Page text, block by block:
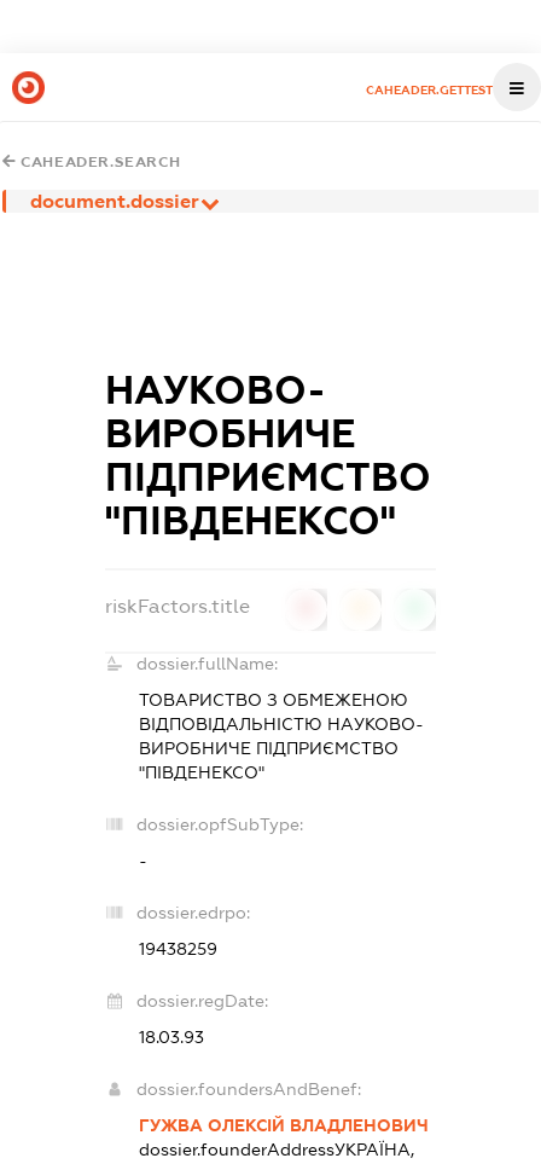
CAHEADER.GETTEST
CAHEADER.SEARCH
document.dossier
НАУКОВО-
ВИРОБНИЧЕ
ПІДПРИЄМСТВО
"ПІВДЕНЕКСО"
riskFactors.title
dossier.fullName:
ТОВАРИСТВО З ОБМЕЖЕНОЮ
ВІДПОВІДАЛЬНІСТЮ НАУКОВО-
ВИРОБНИЧЕ ПІДПРИЄМСТВО
"ПІВДЕНЕКСО"
dossier.opfSubType:
-
dossier.edrpo:
19438259
dossier.regDate:
18.03.93
dossier.foundersAndBenef:
ГУЖВА ОЛЕКСІЙ ВЛАДЛЕНОВИЧ
dossier.founderAddressУКРАЇНА,